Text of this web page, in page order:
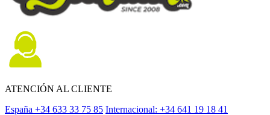
ATENCIÓN AL CLIENTE
España +34 633 33 75 85 Internacional: +34 641 19 18 41